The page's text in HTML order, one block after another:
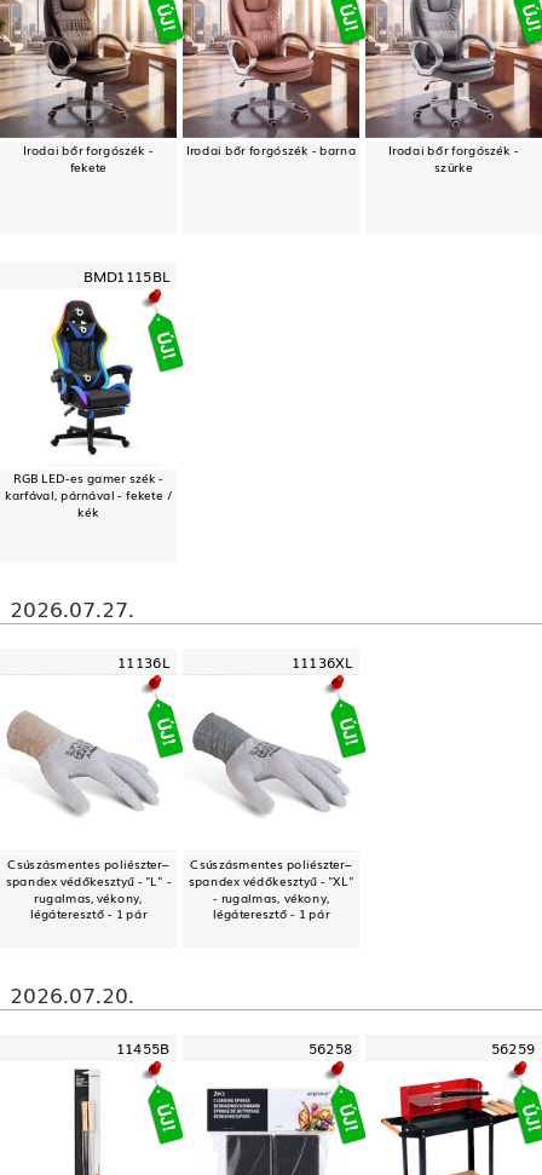
Irodai bőr forgószék -
fekete
Irodai bőr forgószék - barna Irodai bőr forgószék -
szürke
BMD1115BL
RGB LED-es gamer szék -
karfával, párnával - fekete /
kék
2026.07.27.
11136L
Csúszásmentes poliészter–
spandex védőkesztyű - "L" -
rugalmas, vékony,
légáteresztő - 1 pár
11136XL
Csúszásmentes poliészter–
spandex védőkesztyű - "XL"
- rugalmas, vékony,
légáteresztő - 1 pár
2026.07.20.
11455B 56258 56259